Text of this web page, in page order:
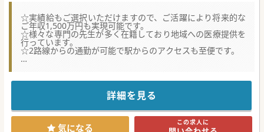
☆実績給もご選択いただけますので、ご活躍により将来的な
ご年収1,500万円も実現可能です。
☆様々な専門の先生が多く在籍しており地域への医療提供を
行っています。
☆2路線からの通勤が可能で駅からのアクセスも至便です。
立地のクリニックとなります。周りに商業施設などがある環
■当法人は、ワンストップで地域包括的医療のサービスを提
供することを目指しています。一緒に地域の方々へ医療の提
供を行っていただける先生を歓迎しております。
■法人内には、高額給与希望の医師や子育て中のドクターで
詳細を見る
気になる この求人に